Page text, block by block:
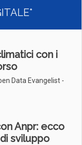
con i
Data Evangelist -
Anpr: ecco
sviluppo